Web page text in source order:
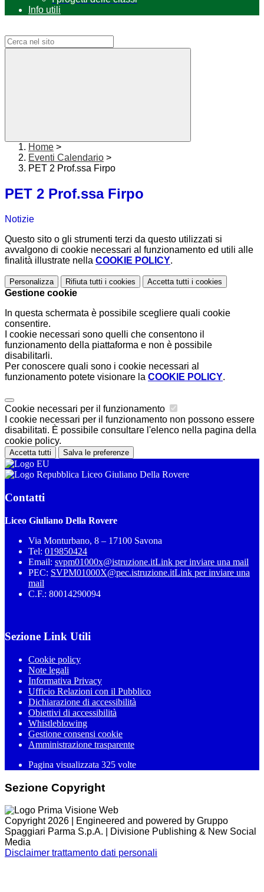
Info utili
Home >
Eventi Calendario >
PET 2 Prof.ssa Firpo
PET 2 Prof.ssa Firpo
Notizie
Questo sito o gli strumenti terzi da questo utilizzati si
avvalgono di cookie necessari al funzionamento ed utili alle
finalità illustrate nella COOKIE POLICY.
Personalizza Rifiuta tutti i cookies Accetta tutti i cookies
Gestione cookie
In questa schermata è possibile scegliere quali cookie
consentire.
I cookie necessari sono quelli che consentono il
funzionamento della piattaforma e non è possibile
disabilitarli.
Per conoscere quali sono i cookie necessari al
funzionamento potete visionare la COOKIE POLICY.
Cookie necessari per il funzionamento
I cookie necessari per il funzionamento non possono essere
disabilitati. È possibile consultare l'elenco nella pagina della
cookie policy.
Accetta tutti Salva le preferenze
Liceo Giuliano Della Rovere
Contatti
Liceo Giuliano Della Rovere
Via Monturbano, 8 – 17100 Savona
Tel: 019850424
Email: svpm01000x@istruzione.itLink per inviare una mail
PEC: SVPM01000X@pec.istruzione.itLink per inviare una
mail
C.F.: 80014290094
Sezione Link Utili
Cookie policy
Note legali
Informativa Privacy
Ufficio Relazioni con il Pubblico
Dichiarazione di accessibilità
Obiettivi di accessibilità
Whistleblowing
Gestione consensi cookie
Amministrazione trasparente
Pagina visualizzata 325 volte
Sezione Copyright
Copyright 2026 | Engineered and powered by Gruppo
Spaggiari Parma S.p.A. | Divisione Publishing & New Social
Media
Disclaimer trattamento dati personali